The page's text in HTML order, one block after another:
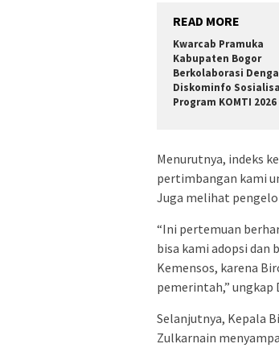
READ MORE
Kwarcab Pramuka
Kabupaten Bogor
Berkolaborasi
Diskominfo
Program KOMTI 2026
Menurutnya, indeks
pertimbangan kami
Juga melihat
“Ini pertemuan
bisa kami adopsi dan
Kemensos, karena
pemerintah,” ungkap
Selanjutnya, Kepala
Zulkarnain